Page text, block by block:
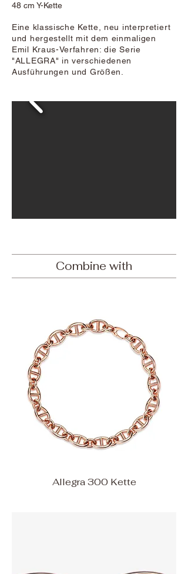
48 cm Y-Kette
Eine klassische Kette, neu interpretiert
und hergestellt mit dem einmaligen
Emil Kraus-Verfahren: die Serie
"ALLEGRA" in verschiedenen
Ausführungen und Größen.
Combine with
Allegra 300 Kette